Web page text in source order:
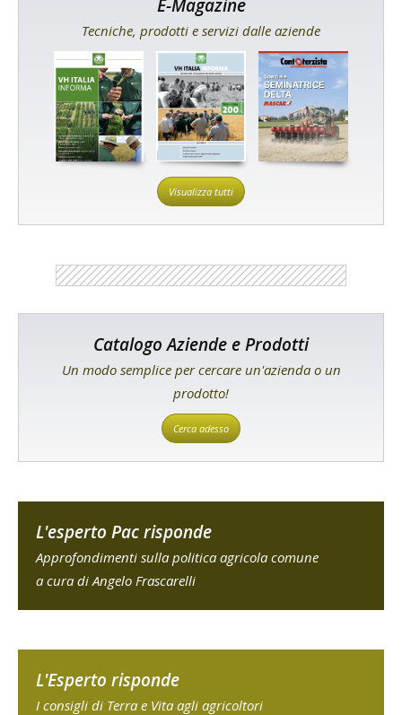
E-Magazine
Tecniche, prodotti e servizi dalle aziende
Visualizza tutti
Catalogo Aziende e Prodotti
Un modo semplice per cercare un'azienda o un
prodotto!
Cerca adesso
L'esperto Pac risponde
Approfondimenti sulla politica agricola comune
a cura di Angelo Frascarelli
L'Esperto risponde
I consigli di Terra e Vita agli agricoltori